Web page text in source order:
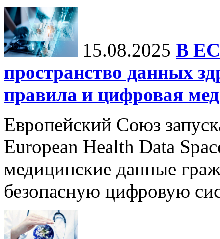
15.08.2025 В ЕС
пространство данных
правила и цифровая
Европейский Союз
European Health Data
медицинские данные
безопасную цифровую